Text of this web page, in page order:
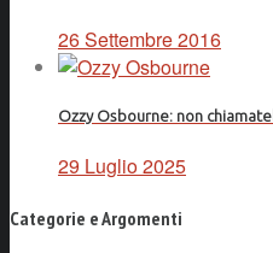
26 Settembre 2016
Ozzy Osbourne: non
29 Luglio 2025
Categorie e Argomenti